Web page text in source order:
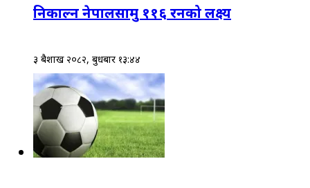
निकाल्न नेपालसामु ११६ रनको लक्ष्य
३ बैशाख २०८२, बुधबार १३:४४